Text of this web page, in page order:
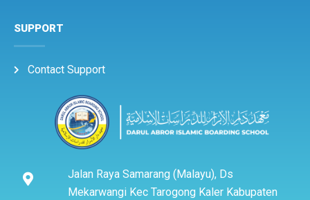
SUPPORT
Contact Support
Jalan Raya Samarang (Malayu), Ds
Mekarwangi Kec Tarogong Kaler Kabupaten